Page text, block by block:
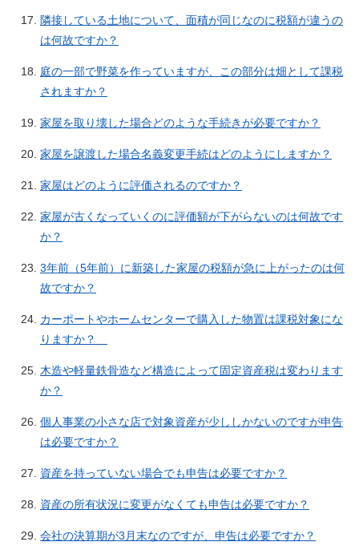
隣接している土地について、面積が同じなのに税額が違うの
は何故ですか？
庭の一部で野菜を作っていますが、この部分は畑として課税
されますか？
家屋を取り壊した場合どのような手続きが必要ですか？
家屋を譲渡した場合名義変更手続はどのようにしますか？
家屋はどのように評価されるのですか？
家屋が古くなっていくのに評価額が下がらないのは何故です
か？
3年前（5年前）に新築した家屋の税額が急に上がったのは何
故ですか？
カーポートやホームセンターで購入した物置は課税対象にな
りますか？
木造や軽量鉄骨造など構造によって固定資産税は変わります
か？
個人事業の小さな店で対象資産が少ししかないのですが申告
は必要ですか？
資産を持っていない場合でも申告は必要ですか？
資産の所有状況に変更がなくても申告は必要ですか？
会社の決算期が3月末なのですが、申告は必要ですか？